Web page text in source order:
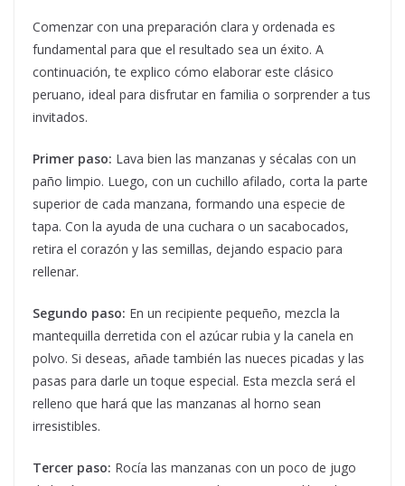
Comenzar con una preparación clara y ordenada es
fundamental para que el resultado sea un éxito. A
continuación, te explico cómo elaborar este clásico
peruano, ideal para disfrutar en familia o sorprender a tus
invitados.
Primer paso: Lava bien las manzanas y sécalas con un
paño limpio. Luego, con un cuchillo afilado, corta la parte
superior de cada manzana, formando una especie de
tapa. Con la ayuda de una cuchara o un sacabocados,
retira el corazón y las semillas, dejando espacio para
rellenar.
Segundo paso: En un recipiente pequeño, mezcla la
mantequilla derretida con el azúcar rubia y la canela en
polvo. Si deseas, añade también las nueces picadas y las
pasas para darle un toque especial. Esta mezcla será el
relleno que hará que las manzanas al horno sean
irresistibles.
Tercer paso: Rocía las manzanas con un poco de jugo